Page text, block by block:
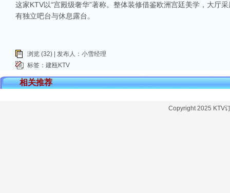
相关推荐
这家KTV以“宫殿级奢华”著称。整体装修借鉴欧洲宫廷美学，大厅
有独立吧台与休息露台。
浏览 (32) | 发布人：小雪经理
标签： 建瓯KTV
Copyright 2025 KTV